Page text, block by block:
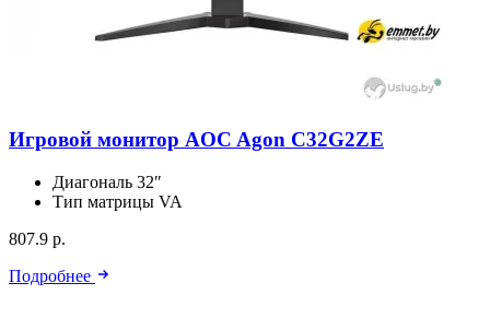
Игровой монитор AOC Agon C32G2ZE
Диагональ 32″
Тип матрицы VA
807.9 р.
Подробнее